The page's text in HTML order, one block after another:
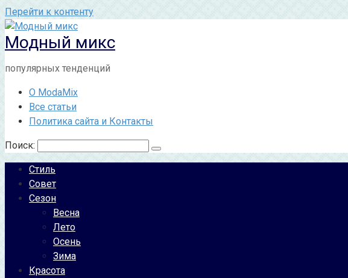
Перейти к контенту
Модный микс
популярных тенденций
О ModaMix
Все статьи
Политика сайта и Контакты
Поиск:
Стиль
Совет
Сезон
Весна
Лето
Осень
Зима
Красота